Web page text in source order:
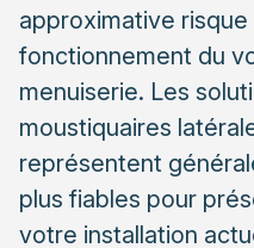
approximative
fonctionnement du
menuiserie. Les
moustiquaires
représentent
plus fiables pour
votre installation
La fixation sur
Les erreurs à éviter
Les risques liés à
L’importance du
Solutions motorisées et
Les avantages des